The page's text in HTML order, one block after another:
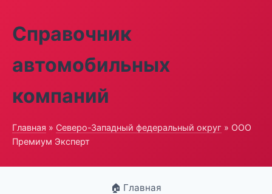
Справочник
автомобильных
компаний
Главная » Северо-Западный федеральный округ » ООО
Премиум Эксперт
🏠 Главная